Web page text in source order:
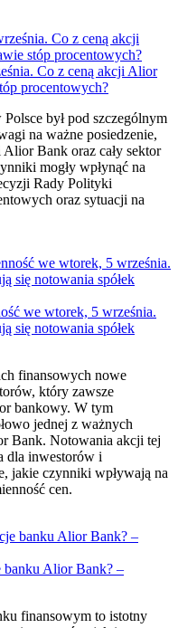
Co z ceną akcji Alior
procentowych?
był pod szczególnym
na ważne posiedzenie,
Bank oraz cały sektor
mogły wpłynąć na
Rady Polityki
oraz sytuacji na
we wtorek, 5 września.
się notowania spółek
finansowych nowe
który zawsze
bankowy. W tym
jednej z ważnych
Bank. Notowania akcji tej
dla inwestorów i
jakie czynniki wpływają na
cen.
Alior Bank? –
finansowym to istotny